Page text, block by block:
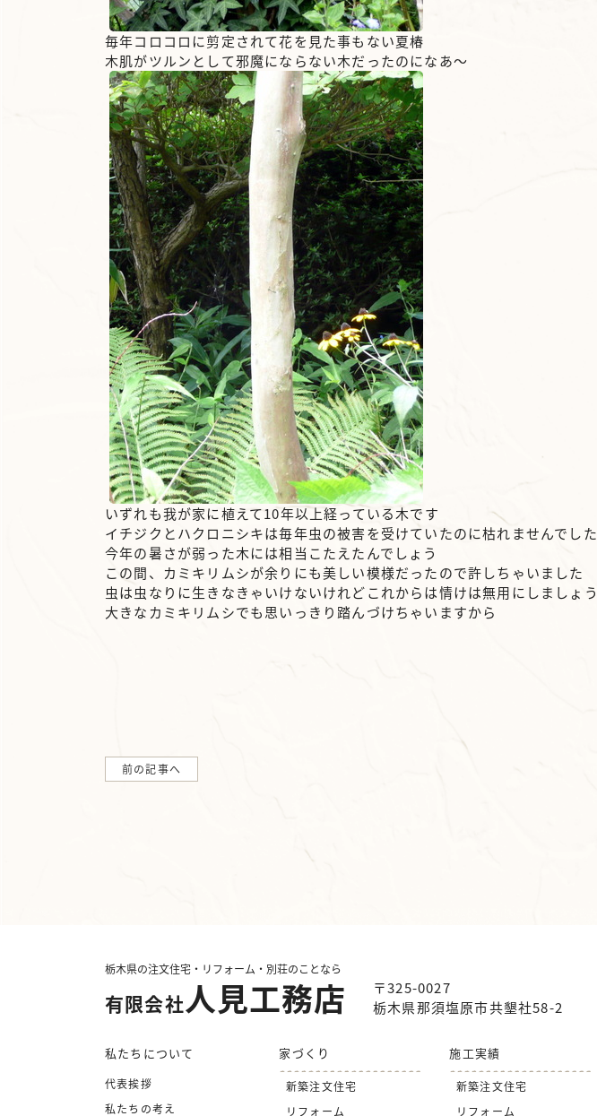
毎年コロコロに剪定されて花を見た事もない夏椿
木肌がツルンとして邪魔にならない木だったのになあ～
いずれも我が家に植えて10年以上経っている木です
イチジクとハクロニシキは毎年虫の被害を受けていたのに枯れませんでした
今年の暑さが弱った木には相当こたえたんでしょう
この間、カミキリムシが余りにも美しい模様だったので許しちゃいました
虫は虫なりに生きなきゃいけないけれどこれからは情けは無用にしましょう
大きなカミキリムシでも思いっきり踏んづけちゃいますから
前の記事へ
栃木県の注文住宅・リフォーム・別荘のことなら
有限会社人見工務店
〒325-0027
栃木県那須塩原市共墾社58-2
私たちについて
代表挨拶
私たちの考え
家づくり
新築注文住宅
リフォーム
施工実績
新築注文住宅
リフォーム